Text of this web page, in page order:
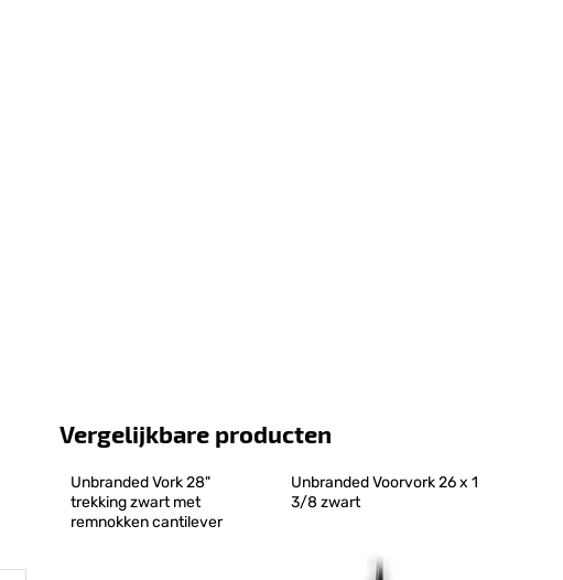
Vergelijkbare producten
Unbranded Vork 28"
trekking zwart met
remnokken cantilever
Unbranded Voorvork 26 x 1
3/8 zwart